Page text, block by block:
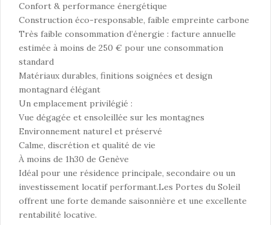
Confort & performance énergétique
Construction éco-responsable, faible empreinte carbone
Très faible consommation d’énergie : facture annuelle
estimée à moins de 250 € pour une consommation
standard
Matériaux durables, finitions soignées et design
montagnard élégant
Un emplacement privilégié :
Vue dégagée et ensoleillée sur les montagnes
Environnement naturel et préservé
Calme, discrétion et qualité de vie
À moins de 1h30 de Genève
Idéal pour une résidence principale, secondaire ou un
investissement locatif performant.Les Portes du Soleil
offrent une forte demande saisonnière et une excellente
rentabilité locative.